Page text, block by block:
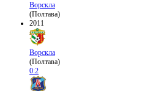
Ворскла
(Полтава)
2011
Ворскла
(Полтава)
0:2